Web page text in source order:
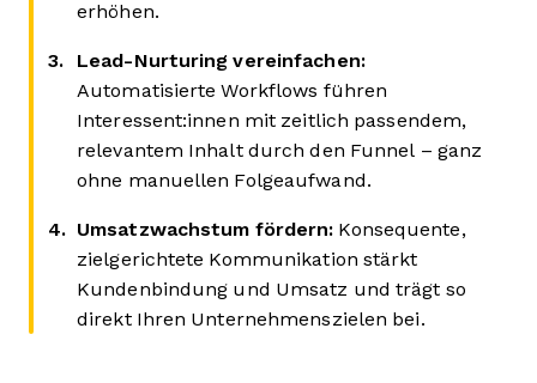
erhöhen.
Lead-Nurturing vereinfachen:
Automatisierte Workflows führen
Interessent:innen mit zeitlich passendem,
relevantem Inhalt durch den Funnel – ganz
ohne manuellen Folgeaufwand.
Umsatzwachstum fördern: Konsequente,
zielgerichtete Kommunikation stärkt
Kundenbindung und Umsatz und trägt so
direkt Ihren Unternehmenszielen bei.